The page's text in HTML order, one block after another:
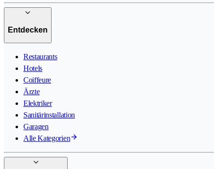
Entdecken
Restaurants
Hotels
Coiffeure
Ärzte
Elektriker
Sanitärinstallation
Garagen
Alle Kategorien